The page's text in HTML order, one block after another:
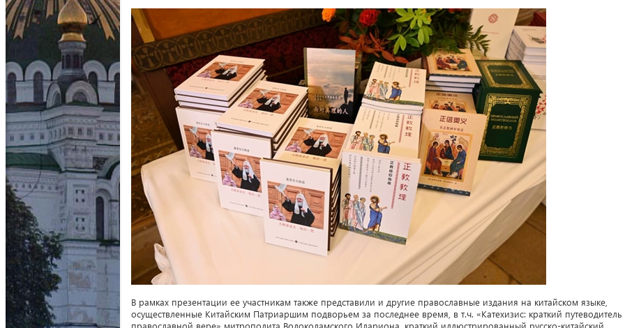
В рамках презентации ее участникам также представили и другие православные издания на китайском языке,
осуществленные Китайским Патриаршим подворьем за последнее время, в т.ч. «Катехизис: краткий
православной вере» митрополита Волоколамского Илариона, краткий иллюстрированный русско-китайский